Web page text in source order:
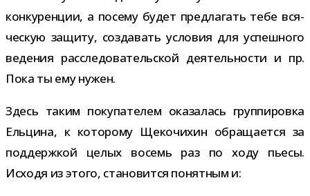
кон­ку­рен­ции, а посему будет пред­ла­гать тебе вся­
че­скую защиту, созда­вать усло­вия для успеш­ного
веде­ния рас­сле­до­ва­тель­ской дея­тель­но­сти и пр.
Пока ты ему нужен.
Здесь таким поку­па­те­лем ока­за­лась груп­пи­ровка
Ельцина, к кото­рому Щекочихин обра­ща­ется за
под­держ­кой целых восемь раз по ходу пьесы.
Исходя из этого, ста­но­вится понят­ным и: